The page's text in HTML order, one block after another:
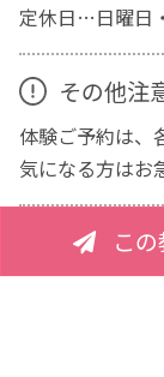
定休日…日曜日
その他注
体験ご予約は、
気になる方はお
こ